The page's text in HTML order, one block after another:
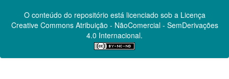
O conteúdo do repositório está licenciado sob a Licença
Creative CommonsAtribuição - NãoComercial - SemDerivações
4.0 Internacional.